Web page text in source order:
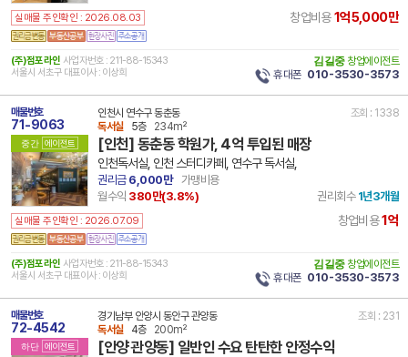
실매물 주인확인 : 2026.08.03 창업비용1억5,000만
(주)점포라인 사업자번호 : 211-88-15343
서울시 서초구 대표이사 : 이상희
김길중 창업에이전트
휴대폰 010-3530-3573
매물번호
71-9063
중간 에이전트
인천시 연수구 동춘동
조회 : 1338
독서실
5층 234m²
[인천] 동춘동 학원가, 4억 투입된 매장
인천독서실, 인천 스터디카페, 연수구 독서실,
권리금6,000만
가맹비용
월수익 380만(3.8%) 권리회수 1년3개월
실매물 주인확인 : 2026.07.09 창업비용1억
(주)점포라인 사업자번호 : 211-88-15343
서울시 서초구 대표이사 : 이상희
김길중 창업에이전트
휴대폰 010-3530-3573
매물번호
72-4542
하단 에이전트
경기남부 안양시 동안구 관양동
조회 : 231
독서실
4층 200m²
[안양 관양동] 일반인 수요 탄탄한 안정수익